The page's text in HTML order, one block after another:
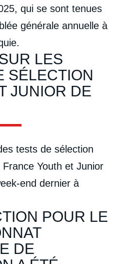
qui se sont tenues
générale annuelle à
LES
SÉLECTION
JUNIOR DE
tests de sélection
Youth et Junior
end dernier à
POUR LE
DE